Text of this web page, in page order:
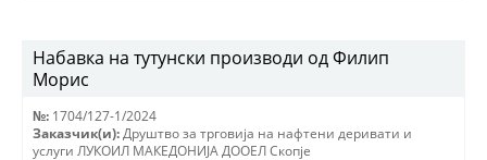
Набавка на тутунски производи од Филип
Морис
№: 1704/127-1/2024
Заказчик(и): Друштво за трговиjа на нафтени деривати и
услуги ЛУКОИЛ МАКЕДОНИJА ДООЕЛ Скопjе